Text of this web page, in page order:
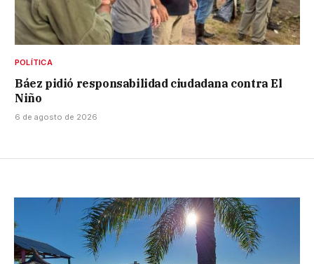
POLÍTICA
Báez pidió responsabilidad ciudadana contra El
Niño
6 de agosto de 2026